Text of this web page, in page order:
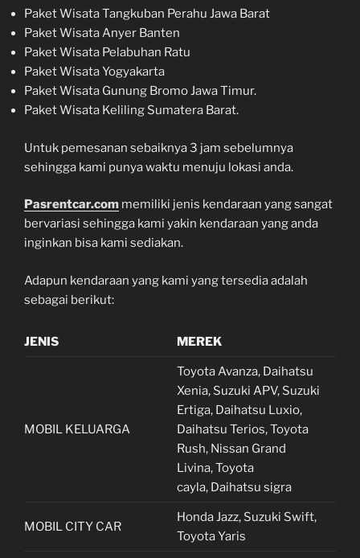
Paket Wisata Tangkuban Perahu Jawa Barat
Paket Wisata Anyer Banten
Paket Wisata Pelabuhan Ratu
Paket Wisata Yogyakarta
Paket Wisata Gunung Bromo Jawa Timur.
Paket Wisata Keliling Sumatera Barat.
Untuk pemesanan sebaiknya 3 jam sebelumnya
sehingga kami punya waktu menuju lokasi anda.
Pasrentcar.com memiliki jenis kendaraan yang sangat
bervariasi sehingga kami yakin kendaraan yang anda
inginkan bisa kami sediakan.
Adapun kendaraan yang kami yang tersedia adalah
sebagai berikut:
JENIS MEREK
MOBIL KELUARGA
Toyota Avanza, Daihatsu
Xenia, Suzuki APV, Suzuki
Ertiga, Daihatsu Luxio,
Daihatsu Terios, Toyota
Rush, Nissan Grand
Livina, Toyota
cayla, Daihatsu sigra
MOBIL CITY CAR
Honda Jazz, Suzuki Swift,
Toyota Yaris